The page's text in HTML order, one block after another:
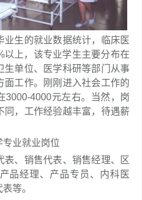
生的就业数据统计，临床医
以上，该专业学生主要分布在
生单位、医学科研等部门从事
面工作。刚刚进入社会工作的
3000-4000元左右。当然，岗
同，工作经验越丰富，待遇薪
业就业岗位
、销售代表、销售经理、区
品经理、产品专员、内科医
等。